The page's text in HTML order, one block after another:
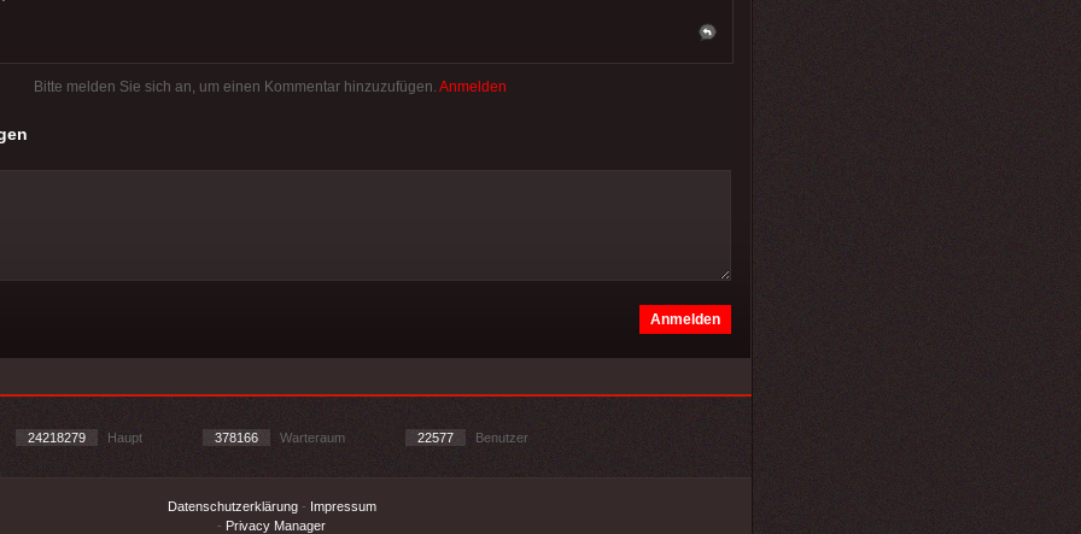
Bitte melden Sie sich an, um einen Kommentar hinzuzufügen. Anmelden
24218279 Haupt 378166 Warteraum 22577 Benutzer
Datenschutzerklärung- Impressum
- Privacy Manager